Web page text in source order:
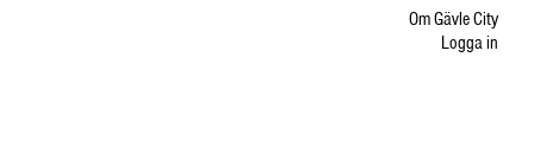
Om Gävle City
Logga in